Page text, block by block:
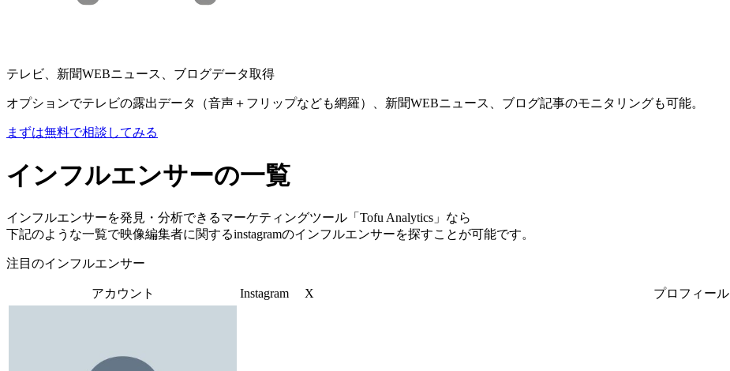
テレビ、新聞WEBニュース、ブログデータ取得
オプションでテレビの露出データ（音声＋フリップなども網羅）、新聞WEBニュース、ブログ記事のモニタリングも可能。
まずは無料で相談してみる
インフルエンサーの一覧
インフルエンサーを発見・分析できるマーケティングツール「Tofu Analytics」なら
下記のような一覧で映像編集者に関するinstagramのインフルエンサーを探すことが可能です。
注目のインフルエンサー
アカウント Instagram X プロフィール